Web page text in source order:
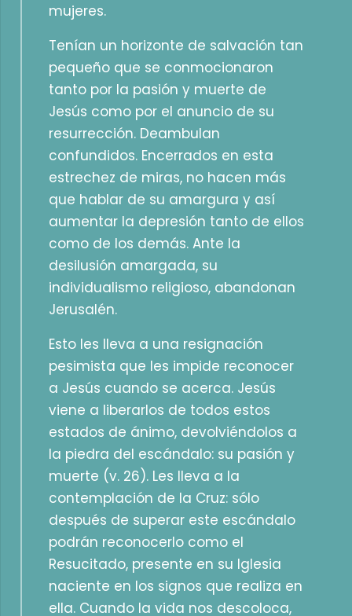
mujeres.
Tenían un horizonte de salvación tan
pequeño que se conmocionaron
tanto por la pasión y muerte de
Jesús como por el anuncio de su
resurrección. Deambulan
confundidos. Encerrados en esta
estrechez de miras, no hacen más
que hablar de su amargura y así
aumentar la depresión tanto de ellos
como de los demás. Ante la
desilusión amargada, su
individualismo religioso, abandonan
Jerusalén.
Esto les lleva a una resignación
pesimista que les impide reconocer
a Jesús cuando se acerca. Jesús
viene a liberarlos de todos estos
estados de ánimo, devolviéndolos a
la piedra del escándalo: su pasión y
muerte (v. 26). Les lleva a la
contemplación de la Cruz: sólo
después de superar este escándalo
podrán reconocerlo como el
Resucitado, presente en su Iglesia
naciente en los signos que realiza en
ella. Cuando la vida nos descoloca,